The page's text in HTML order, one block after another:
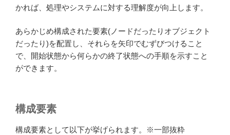
かれば、処理やシステムに対する理解度が向上します。
あらかじめ構成された要素(ノードだったりオブジェクト
だったり)を配置し、それらを矢印でむずびつけること
で、開始状態から何らかの終了状態への手順を示すこと
ができます。
構成要素
構成要素として以下が挙げられます。※一部抜粋